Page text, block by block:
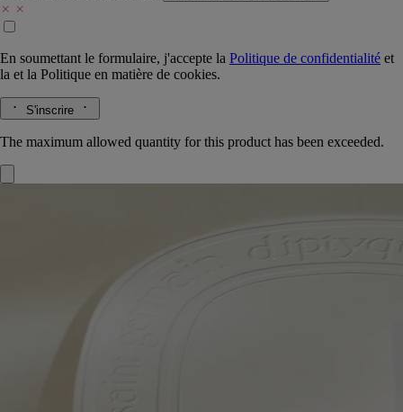
En soumettant le formulaire, j'accepte la Politique de confidentialité et
la et la Politique en matière de cookies.
S'inscrire
The maximum allowed quantity for this product has been exceeded.